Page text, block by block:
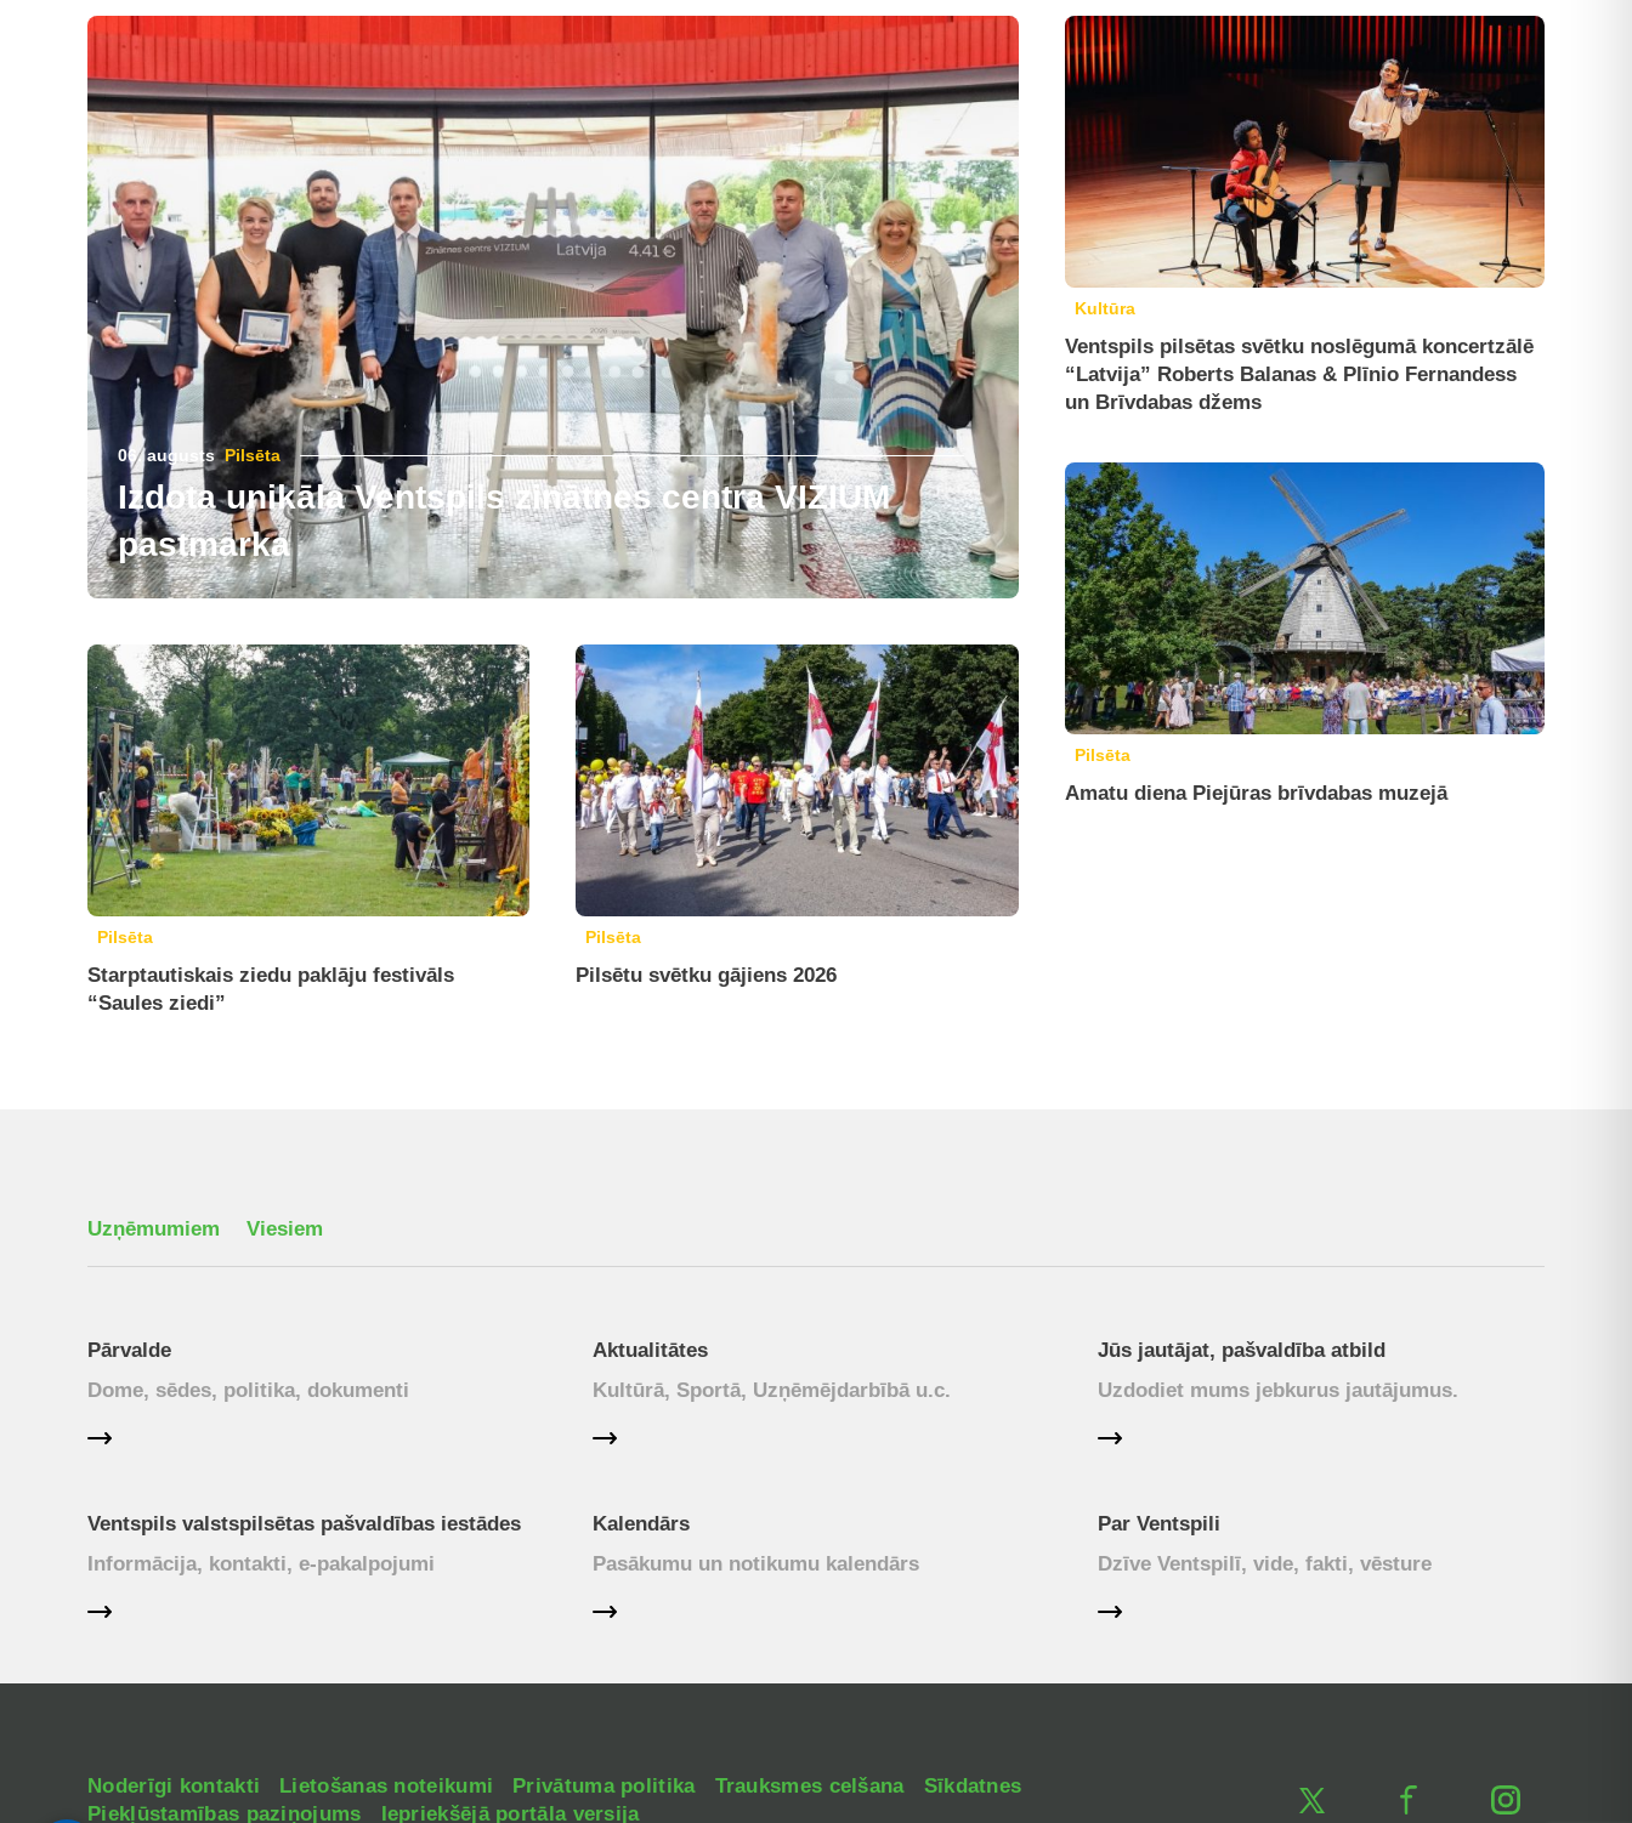
06. augusts Pilsēta
Izdota unikāla Ventspils zinātnes centra VIZIUM
pastmarka
Pilsēta
Starptautiskais ziedu paklāju festivāls
“Saules ziedi”
Pilsēta
Pilsētu svētku gājiens 2026
Kultūra
Ventspils pilsētas svētku noslēgumā koncertzālē
“Latvija” Roberts Balanas & Plīnio Fernandess
un Brīvdabas džems
Pilsēta
Amatu diena Piejūras brīvdabas muzejā
Uzņēmumiem Viesiem
Pārvalde
Dome, sēdes, politika, dokumenti
Aktualitātes
Kultūrā, Sportā, Uzņēmējdarbībā u.c.
Jūs jautājat, pašvaldība atbild
Uzdodiet mums jebkurus jautājumus.
Ventspils valstspilsētas pašvaldības iestādes
Informācija, kontakti, e-pakalpojumi
Kalendārs
Pasākumu un notikumu kalendārs
Par Ventspili
Dzīve Ventspilī, vide, fakti, vēsture
Noderīgi kontakti Lietošanas noteikumi Privātuma politika Trauksmes celšana
Sīkdatnes
Piekļūstamības paziņojums
Iepriekšējā portāla versija